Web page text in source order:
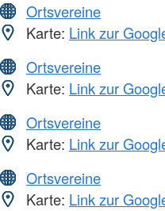
Ortsvereine
Karte: Link zur
Ortsvereine
Karte: Link zur
Ortsvereine
Karte: Link zur
Ortsvereine
Karte: Link zur